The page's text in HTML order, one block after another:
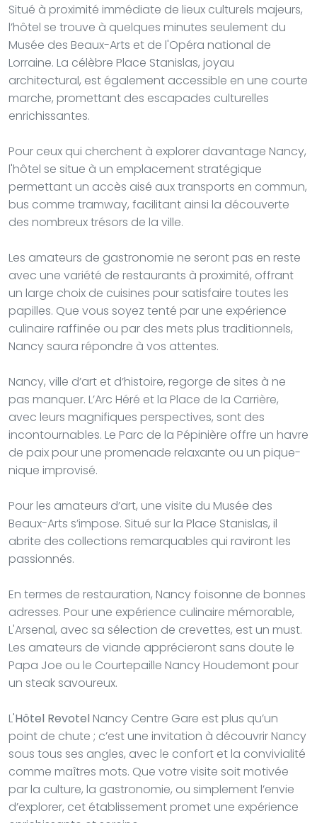
Situé à proximité immédiate de lieux culturels majeurs,
l’hôtel se trouve à quelques minutes seulement du
Musée des Beaux-Arts et de l'Opéra national de
Lorraine. La célèbre Place Stanislas, joyau
architectural, est également accessible en une courte
marche, promettant des escapades culturelles
enrichissantes.
Pour ceux qui cherchent à explorer davantage Nancy,
l'hôtel se situe à un emplacement stratégique
permettant un accès aisé aux transports en commun,
bus comme tramway, facilitant ainsi la découverte
des nombreux trésors de la ville.
Les amateurs de gastronomie ne seront pas en reste
avec une variété de restaurants à proximité, offrant
un large choix de cuisines pour satisfaire toutes les
papilles. Que vous soyez tenté par une expérience
culinaire raffinée ou par des mets plus traditionnels,
Nancy saura répondre à vos attentes.
Nancy, ville d’art et d’histoire, regorge de sites à ne
pas manquer. L’Arc Héré et la Place de la Carrière,
avec leurs magnifiques perspectives, sont des
incontournables. Le Parc de la Pépinière offre un havre
de paix pour une promenade relaxante ou un pique-
nique improvisé.
Pour les amateurs d’art, une visite du Musée des
Beaux-Arts s’impose. Situé sur la Place Stanislas, il
abrite des collections remarquables qui raviront les
passionnés.
En termes de restauration, Nancy foisonne de bonnes
adresses. Pour une expérience culinaire mémorable,
L'Arsenal, avec sa sélection de crevettes, est un must.
Les amateurs de viande apprécieront sans doute le
Papa Joe ou le Courtepaille Nancy Houdemont pour
un steak savoureux.
L'Hôtel Revotel Nancy Centre Gare est plus qu’un
point de chute ; c’est une invitation à découvrir Nancy
sous tous ses angles, avec le confort et la convivialité
comme maîtres mots. Que votre visite soit motivée
par la culture, la gastronomie, ou simplement l’envie
d’explorer, cet établissement promet une expérience